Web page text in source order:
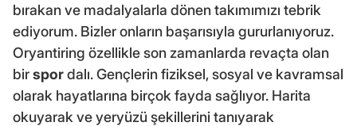
bırakan ve madalyalarla dönen takımımızı tebrik
ediyorum. Bizler onların başarısıyla gururlanıyoruz.
Oryantiring özellikle son zamanlarda revaçta olan
birspordalı. Gençlerin fiziksel, sosyal ve kavramsal
olarak hayatlarına birçok fayda sağlıyor. Harita
okuyarak ve yeryüzü şekillerini tanıyarak